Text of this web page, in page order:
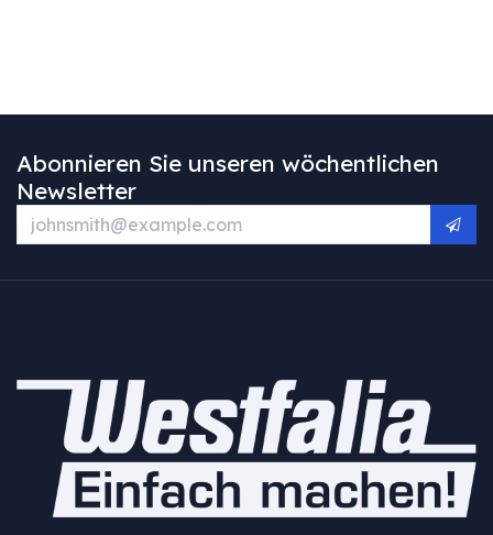
Abonnieren Sie unseren wöchentlichen
Newsletter